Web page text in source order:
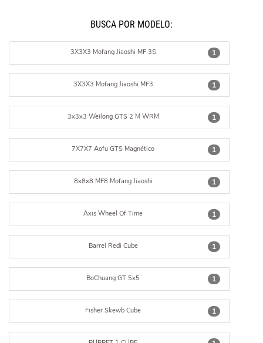
BUSCÁ POR MODELO:
1
3X3X3 Mofang Jiaoshi MF 3S
1
3X3X3 Mofang Jiaoshi MF3
1
3x3x3 Weilong GTS 2 M WRM
1
7X7X7 Aofu GTS Magnético
1
8x8x8 MF8 Mofang Jiaoshi
1
Axis Wheel Of Time
1
Barrel Redi Cube
1
BoChuang GT 5x5
1
Fisher Skewb Cube